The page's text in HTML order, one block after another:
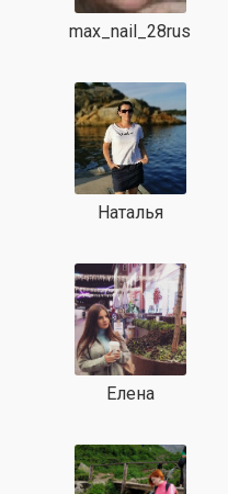
max_nail_28rus
Наталья
Елена